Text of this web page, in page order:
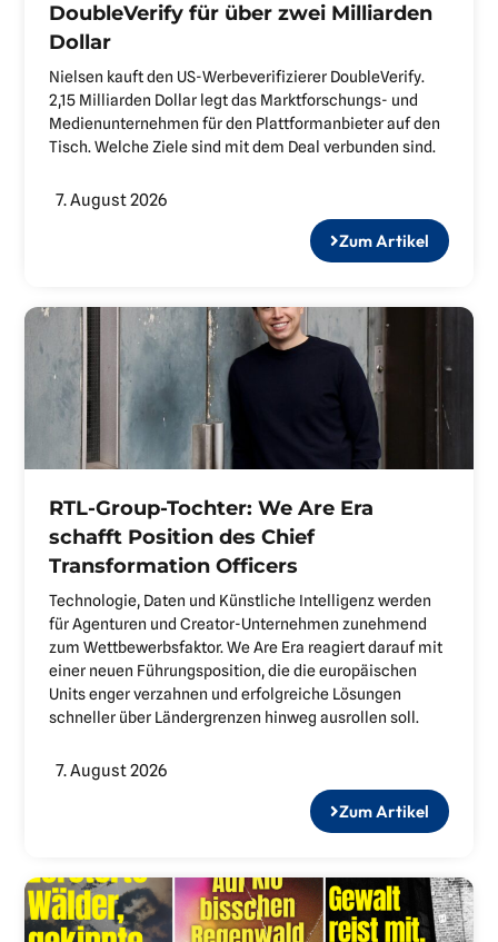
DoubleVerify für über zwei Milliarden
Dollar
Nielsen kauft den US-Werbeverifizierer DoubleVerify.
2,15 Milliarden Dollar legt das Marktforschungs- und
Medienunternehmen für den Plattformanbieter auf den
Tisch. Welche Ziele sind mit dem Deal verbunden sind.
7. August 2026
Zum Artikel
RTL-Group-Tochter: We Are Era
schafft Position des Chief
Transformation Officers
Technologie, Daten und Künstliche Intelligenz werden
für Agenturen und Creator-Unternehmen zunehmend
zum Wettbewerbsfaktor. We Are Era reagiert darauf mit
einer neuen Führungsposition, die die europäischen
Units enger verzahnen und erfolgreiche Lösungen
schneller über Ländergrenzen hinweg ausrollen soll.
7. August 2026
Zum Artikel